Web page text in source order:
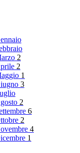
2
2
1
3
2
6
2
4
1